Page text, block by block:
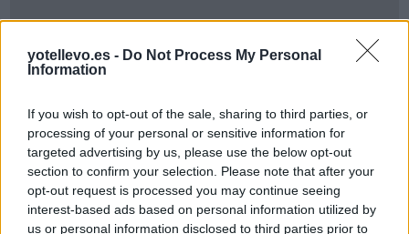
yotellevo.es - Do Not Process My Personal
Information
If you wish to opt-out of the sale, sharing to third parties, or
processing of your personal or sensitive information for
targeted advertising by us, please use the below opt-out
section to confirm your selection. Please note that after your
opt-out request is processed you may continue seeing
interest-based ads based on personal information utilized by
us or personal information disclosed to third parties prior to
Cómo ir desde Canoas a Salta